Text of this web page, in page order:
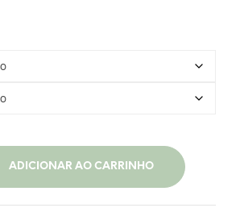
ADICIONAR AO CARRINHO